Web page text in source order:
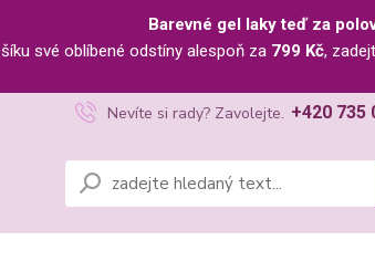
Barevné gel laky teď za
své oblíbené odstíny alespoň za 799 Kč,
Nevíte si rady? Zavolejte. +420 735